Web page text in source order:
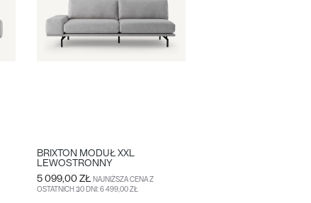
BRIXTON MODUŁ XXL
LEWOSTRONNY
5 099,00 ZŁ NAJNIŻSZA CENA Z
OSTATNICH 30 DNI: 6 499,00 ZŁ